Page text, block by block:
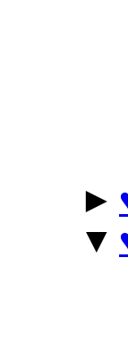
►
▼